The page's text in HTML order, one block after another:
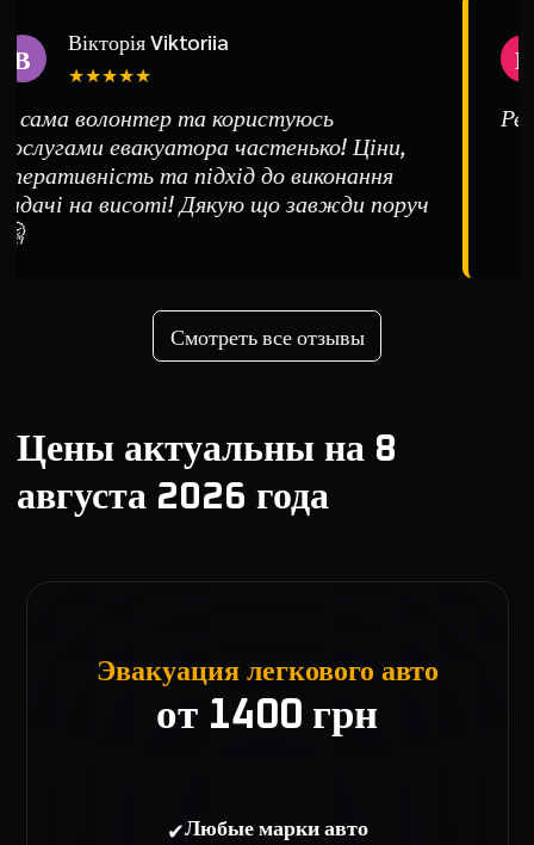
В
Вікторія Viktoriia
★★★★★
волонтер та користуюсь
евакуатора частенько! Ціни,
та підхід до виконання
на висоті! Дякую що завжди поруч
Е
Смотреть все отзывы
Цены актуальны на 8
августа 2026 года
Эвакуация легкового авто
от 1400 грн
✔Любые марки авто